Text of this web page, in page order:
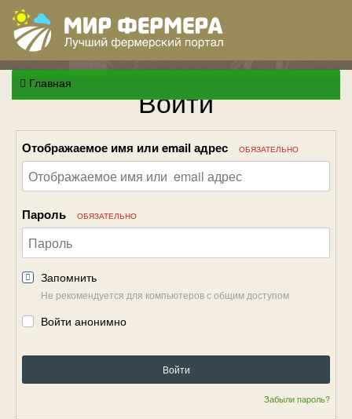
Главная Войти
Отображаемое имя или email адрес ОБЯЗАТЕЛЬНО
Пароль ОБЯЗАТЕЛЬНО
Запомнить
Не рекомендуется для компьютеров с общим доступом
Войти анонимно
Войти
Забыли пароль?